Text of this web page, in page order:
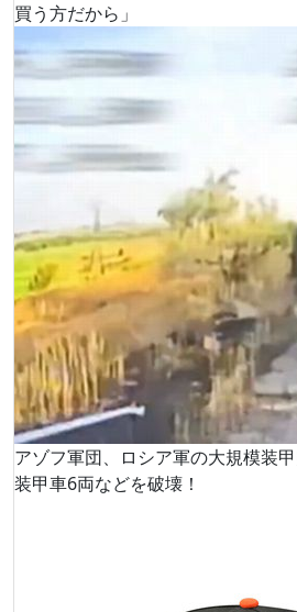
買う方だから」
アゾフ軍団、ロシア軍の大規模装
装甲車6両などを破壊！